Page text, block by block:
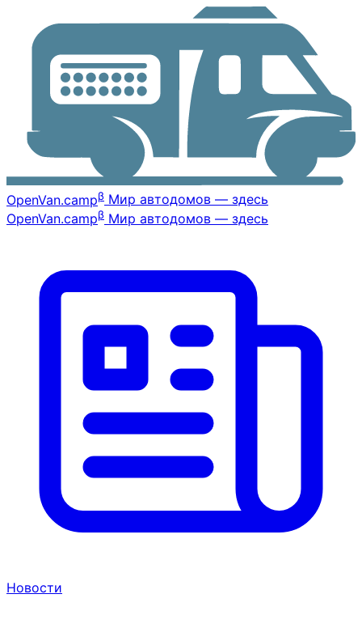
OpenVan.campβ Мир автодомов — здесь
OpenVan.campβ Мир автодомов — здесь
Новости